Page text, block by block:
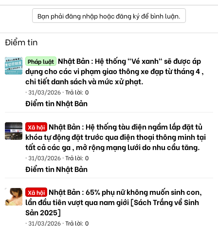
Bạn phải đăng nhập hoặc đăng ký để bình luận.
Điểm tin
Pháp luật Nhật Bản : Hệ thống "Vé xanh" sẽ được áp
dụng cho các vi phạm giao thông xe đạp từ tháng 4 ,
chi tiết danh sách và mức xử phạt.
31/03/2026 Trả lời: 0
Điểm tin Nhật Bản
Xã hội Nhật Bản : Hệ thống tàu điện ngầm lắp đặt tủ
khóa tự động đặt trước qua điện thoại thông minh tại
tất cả các ga , mở rộng mạng lưới do nhu cầu tăng.
31/03/2026 Trả lời: 0
Điểm tin Nhật Bản
Xã hội Nhật Bản : 65% phụ nữ không muốn sinh con,
lần đầu tiên vượt qua nam giới [Sách Trắng về Sinh
Sản 2025]
31/03/2026 Trả lời: 0